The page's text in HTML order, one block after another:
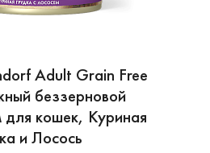
Adult Grain Free
беззерновой
для кошек, Куриная
и Лосось